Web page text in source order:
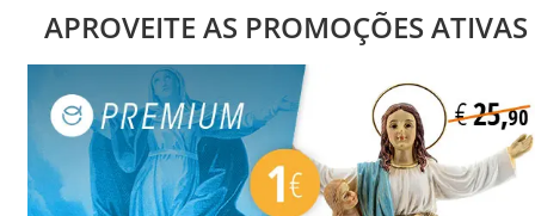
APROVEITE AS PROMOÇÕES ATIVAS